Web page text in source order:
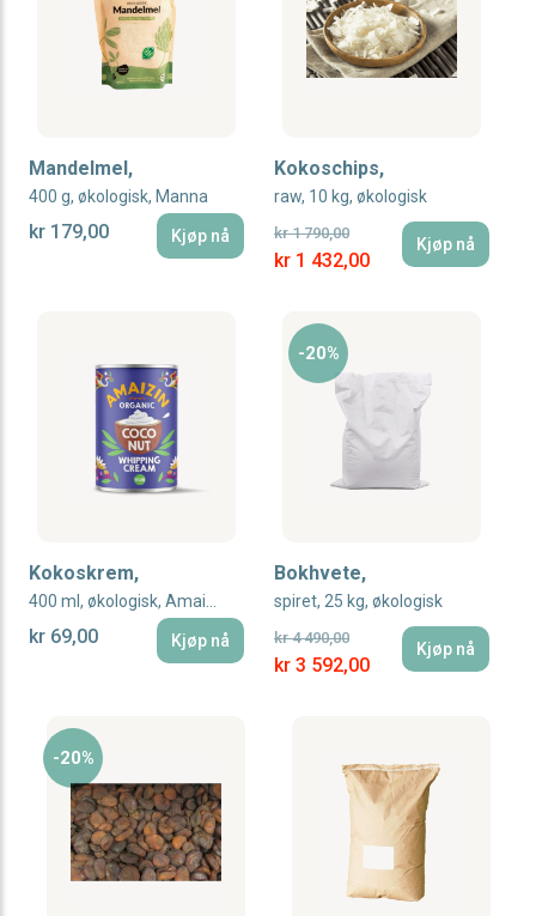
Mandelmel,
400 g, økologisk, Manna
kr 179,00 Kjøp nå
Kokoschips,
raw, 10 kg, økologisk
Special Price
kr 1 432,00
kr 1 790,00
Kjøp nå
Kokoskrem,
kr 69,00 Kjøp nå
-20%
Bokhvete,
spiret, 25 kg, økologisk
Special Price
kr 3 592,00
kr 4 490,00
Kjøp nå
-20%